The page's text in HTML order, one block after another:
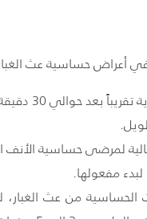
أعراض حساسية عث
30 دقيقة من تناولها.
لمرضى حساسية
من عث الغبار،